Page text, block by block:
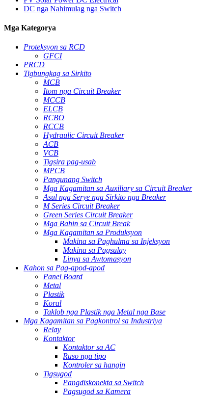
DC nga Nahimulag nga Switch
Mga Kategorya
Proteksyon sa RCD
GFCI
PRCD
Tigbungkag sa Sirkito
MCB
Itom nga Circuit Breaker
MCCB
ELCB
RCBO
RCCB
Hydraulic Circuit Breaker
ACB
VCB
Tigsira pag-usab
MPCB
Pangunang Switch
Mga Kagamitan sa Auxiliary sa Circuit Breaker
Asul nga Serye nga Sirkito nga Breaker
M Series Circuit Breaker
Green Series Circuit Breaker
Mga Bahin sa Circuit Break
Mga Kagamitan sa Produksyon
Makina sa Paghulma sa Injeksyon
Makina sa Pagsulay
Linya sa Awtomasyon
Kahon sa Pag-apod-apod
Panel Board
Metal
Plastik
Koral
Taklob nga Plastik nga Metal nga Base
Mga Kagamitan sa Pagkontrol sa Industriya
Relay
Kontaktor
Kontaktor sa AC
Ruso nga tipo
Kontroler sa hangin
Tigsugod
Pangdiskonekta sa Switch
Pagsugod sa Kamera